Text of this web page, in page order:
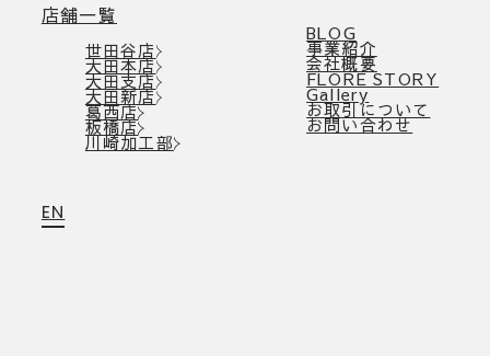
店舗一覧
世田谷店
大田本店
大田支店
大田新店
葛西店
板橋店
川崎加工部
BLOG
事業紹介
会社概要
FLORE STORY
Gallery
お取引について
お問い合わせ
EN